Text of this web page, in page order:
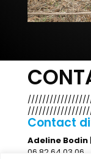
Contact
Adeline Bodin
06 82 64 03 06